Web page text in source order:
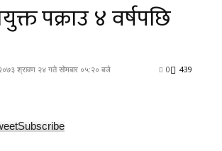
पक्राउ ४ वर्षपछि
श्रावण २४ गते सोमबार ०५:२० बजे 439
0
Subscribe